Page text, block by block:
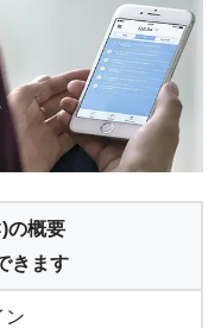
の概要
きます
ン